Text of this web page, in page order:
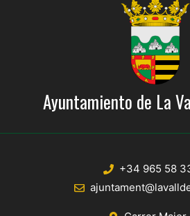
Ayuntamiento de La
+34 965 58